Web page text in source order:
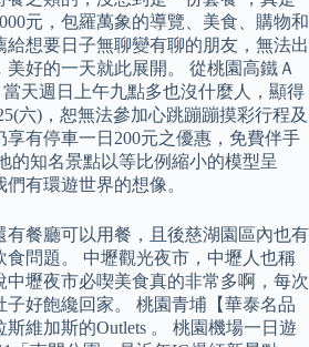
元，包羅萬象的導覽、美食、購物和
想要日子無聊變有聊的朋友，無法出
好的一天就此展開。 從桃園高鐵Ａ
天週日上午九點多也沒什麼人，顯得
六)，恕無法參加心跳蹦蹦摸彩行程及
有停車一日200元之優惠，免費伴手
的知名景點以等比例縮小的模型呈
有環遊世界的想像。
有餐廳可以用餐，且後慈湖園區內也有
食問題。 中壢觀光夜市，中壢人也稱
壢夜市必喫美食真的非常多啊，每次
好飽纔回家。 桃園青埔【華泰名品
維加斯的Outlets 。 桃園機場一日遊